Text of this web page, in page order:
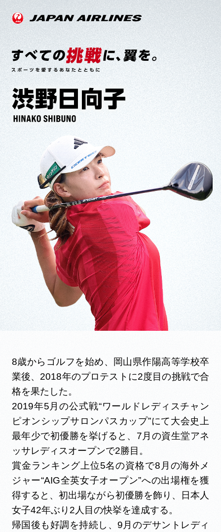
8歳からゴルフを始め、岡山県作陽高等学校卒
業後、2018年のプロテストに2度目の挑戦で合
格を果たした。
2019年5月の公式戦“ワールドレディスチャン
ピオンシップサロンパスカップ”にて大会史上
最年少で初優勝を挙げると、7月の資生堂アネ
ッサレディスオープンで2勝目。
賞金ランキング上位5名の資格で8月の海外メ
ジャー“AIG全英女子オープン”への出場権を獲
得すると、初出場ながら初優勝を飾り、日本人
女子42年ぶり2人目の快挙を達成する。
帰国後も好調を持続し、9月のデサントレディ